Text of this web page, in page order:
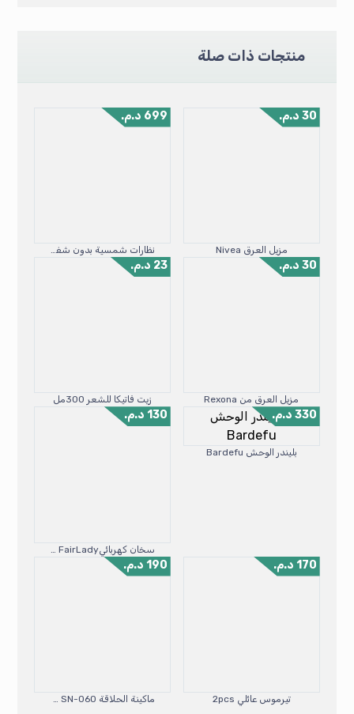
منتجات ذات صلة
مزيل العرق Nivea
30 د.م.
نظارات شمسية بدون شفة مستطيلة الموضة الشعبية للنساء والرجال
699 د.م.
مزيل العرق من Rexona
30 د.م.
زيت فاتيكا للشعر 300مل
23 د.م.
بليندر الوحش Bardefu
330 د.م. 130 د.م.
تيرموس عائلي 2pcs
170 د.م.
ماكينة الحلاقة 5X1 SONAR SN-060
190 د.م.